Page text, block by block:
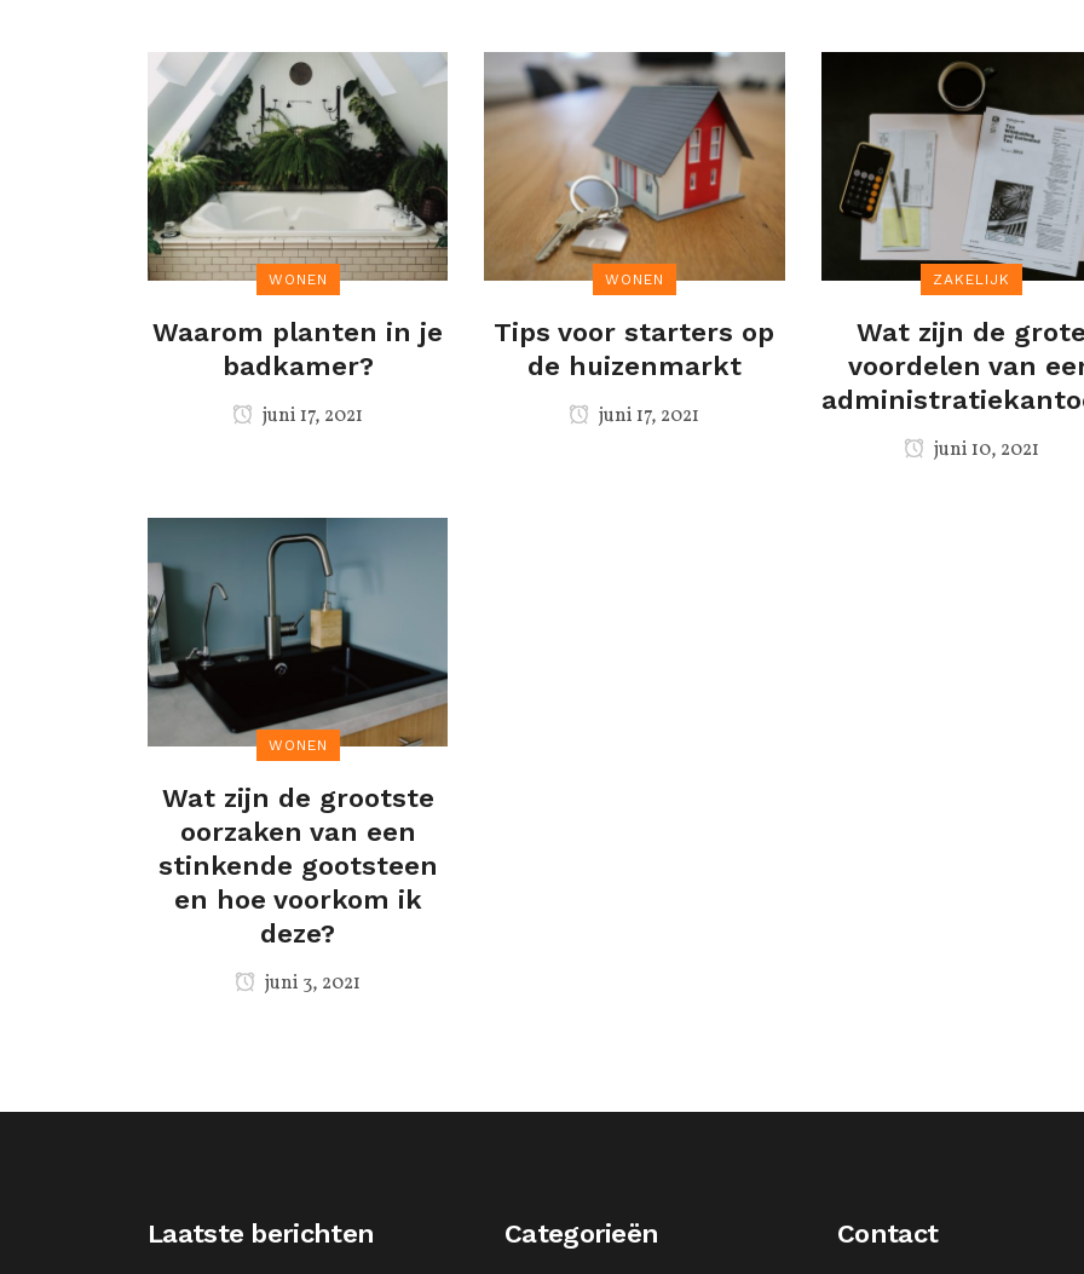
WONEN
Waarom planten in je
badkamer?
juni 17, 2021
WONEN
Tips voor starters op
de huizenmarkt
juni 17, 2021
ZAKELIJK
Wat zijn de
voordelen van
juni 10, 2021
WONEN
Wat zijn de grootste
oorzaken van een
stinkende gootsteen
en hoe voorkom ik
deze?
juni 3, 2021
Laatste berichten Categorieën Contact